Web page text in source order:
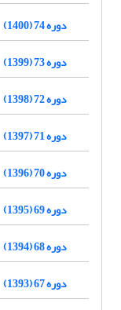
دوره 74 (1400)
دوره 73 (1399)
دوره 72 (1398)
دوره 71 (1397)
دوره 70 (1396)
دوره 69 (1395)
دوره 68 (1394)
دوره 67 (1393)